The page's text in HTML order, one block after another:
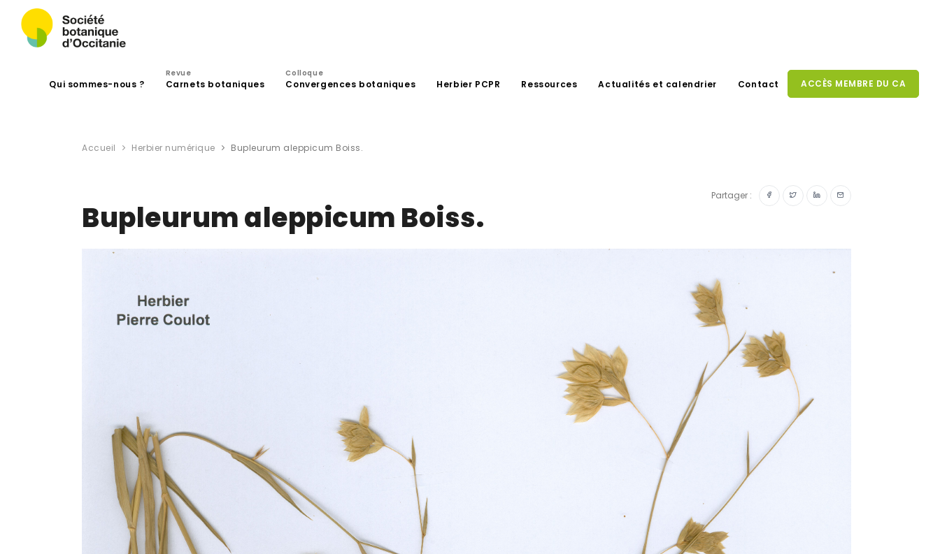
Qui sommes-nous ?
Revue
Carnets botaniques
Colloque
Convergences botaniques Herbier PCPR Ressources Actualités et calendrier Contact ACCÈS MEMBRE DU CA
Accueil Herbier numérique Bupleurum aleppicum Boiss.
Partager :
Bupleurum aleppicum Boiss.